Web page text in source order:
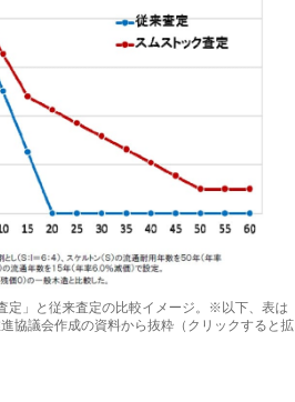
定」と従来査定の比較イメージ。※以下、表は
協議会作成の資料から抜粋（クリックすると拡